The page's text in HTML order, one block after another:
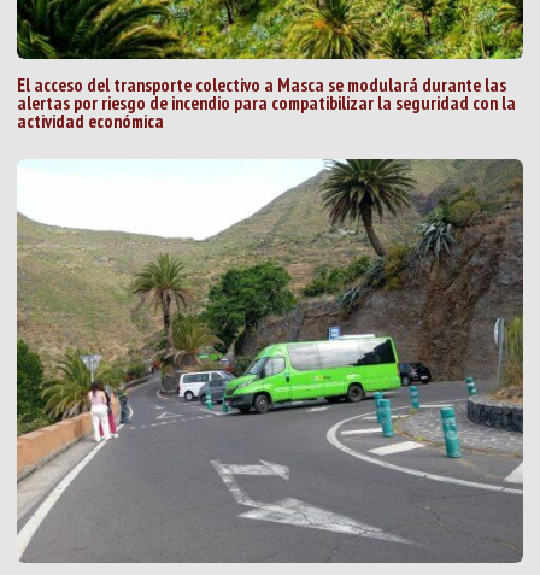
El acceso del transporte colectivo a Masca se modulará durante las
alertas por riesgo de incendio para compatibilizar la seguridad con la
actividad económica